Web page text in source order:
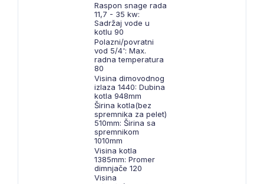
Raspon snage rada
11,7 - 35 kw:
Sadržaj vode u
kotlu 90
Polazni/povratni
vod 5/4': Max.
radna temperatura
80
Visina dimovodnog
izlaza 1440: Dubina
kotla 948mm
Širina kotla(bez
spremnika za pelet)
510mm: Širina sa
spremnikom
1010mm
Visina kotla
1385mm: Promer
dimnjače 120
Visina